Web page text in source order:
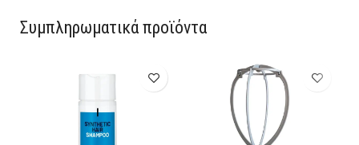
Συμπληρωματικά προϊόντα